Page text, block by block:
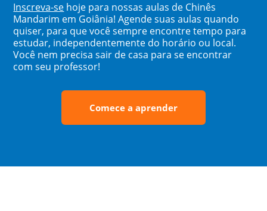
Inscreva-se hoje para nossas aulas de Chinês
Mandarim em Goiânia! Agende suas aulas quando
quiser, para que você sempre encontre tempo para
estudar, independentemente do horário ou local.
Você nem precisa sair de casa para se encontrar
com seu professor!
Comece a aprender